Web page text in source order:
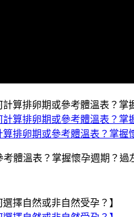
排卵期或參考體溫表？掌握
體溫表？掌握懷孕週期？過